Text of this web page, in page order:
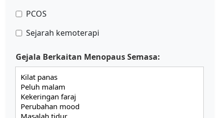
PCOS
Sejarah kemoterapi
Gejala Berkaitan Menopaus Semasa: